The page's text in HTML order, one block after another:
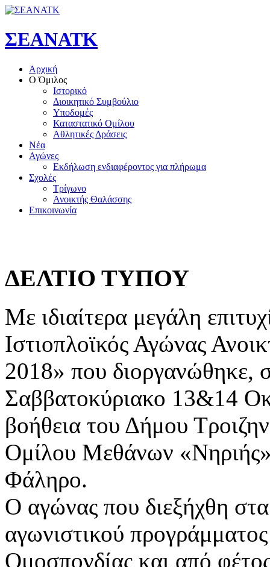
ΣΕΑΝΑΤΚ
Αρχική
Ο Όμιλος
Ιστορικό
Διοικητικό Συμβούλιο
Υποδομές
Καταστατικό Ομίλου
Αθλητικές Δράσεις
Νέα
Αγώνες
Εκδήλωση ενδιαφέροντος για πλήρωμα
Σχολές
Τρίγωνο
Ανοικτής Θαλάσσης
Επικοινωνία
ΔΕΛΤΙΟ ΤΥΠΟΥ
Με ιδιαίτερα μεγάλη
Ιστιοπλοϊκός Αγώνας
2018» που διοργανώθηκε,
Σαββατοκύριακο 13&14
βοήθεια του Δήμου
Ομίλου Μεθάνων
Φάληρο.
Ο αγώνας που διεξήχθη
αγωνιστικού
Ομοσπονδίας και από